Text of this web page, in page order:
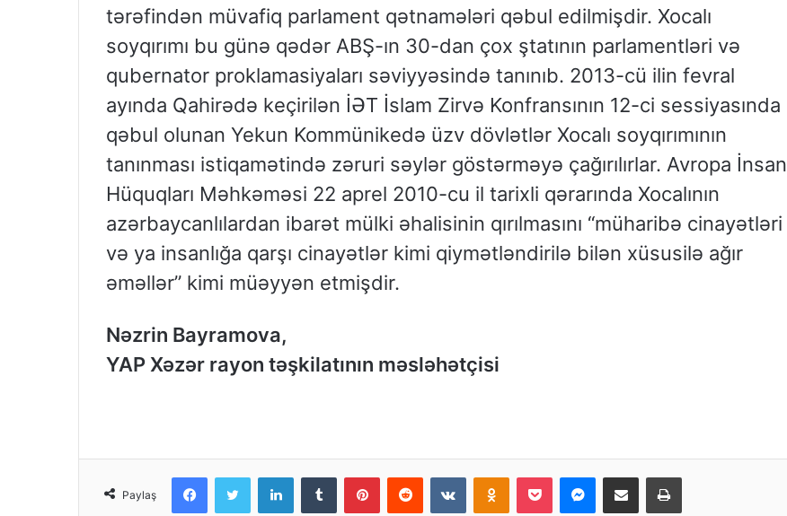
tərəfindən müvafiq parlament qətnamələri qəbul edilmişdir. Xocalı
soyqırımı bu günə qədər ABŞ-ın 30-dan çox ştatının parlamentləri və
qubernator proklamasiyaları səviyyəsində tanınıb. 2013-cü ilin fevral
ayında Qahirədə keçirilən İƏT İslam Zirvə Konfransının 12-ci sessiyasında
qəbul olunan Yekun Kommünikedə üzv dövlətlər Xocalı soyqırımının
tanınması istiqamətində zəruri səylər göstərməyə çağırılırlar. Avropa İnsan
Hüquqları Məhkəməsi 22 aprel 2010-cu il tarixli qərarında Xocalının
azərbaycanlılardan ibarət mülki əhalisinin qırılmasını “müharibə cinayətləri
və ya insanlığa qarşı cinayətlər kimi qiymətləndirilə bilən xüsusilə ağır
əməllər” kimi müəyyən etmişdir.
Nəzrin Bayramova,
YAP Xəzər rayon təşkilatının məsləhətçisi
Paylaş